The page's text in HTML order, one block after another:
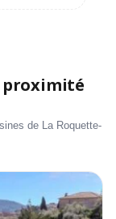
proximité
de La Roquette-